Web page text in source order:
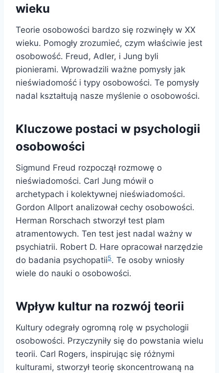
wieku
Teorie osobowości bardzo się rozwinęły w XX
wieku. Pomogły zrozumieć, czym właściwie jest
osobowość. Freud, Adler, i Jung byli
pionierami. Wprowadzili ważne pomysły jak
nieświadomość i typy osobowości. Te pomysły
nadal kształtują nasze myślenie o osobowości.
Kluczowe postaci w psychologii
osobowości
Sigmund Freud rozpoczął rozmowę o
nieświadomości. Carl Jung mówił o
archetypach i kolektywnej nieświadomości.
Gordon Allport analizował cechy osobowości.
Herman Rorschach stworzył test plam
atramentowych. Ten test jest nadal ważny w
psychiatrii. Robert D. Hare opracował narzędzie
do badania psychopatii5. Te osoby wniosły
wiele do nauki o osobowości.
Wpływ kultur na rozwój teorii
Kultury odegrały ogromną rolę w psychologii
osobowości. Przyczyniły się do powstania wielu
teorii. Carl Rogers, inspirując się różnymi
kulturami, stworzył teorię skoncentrowaną na